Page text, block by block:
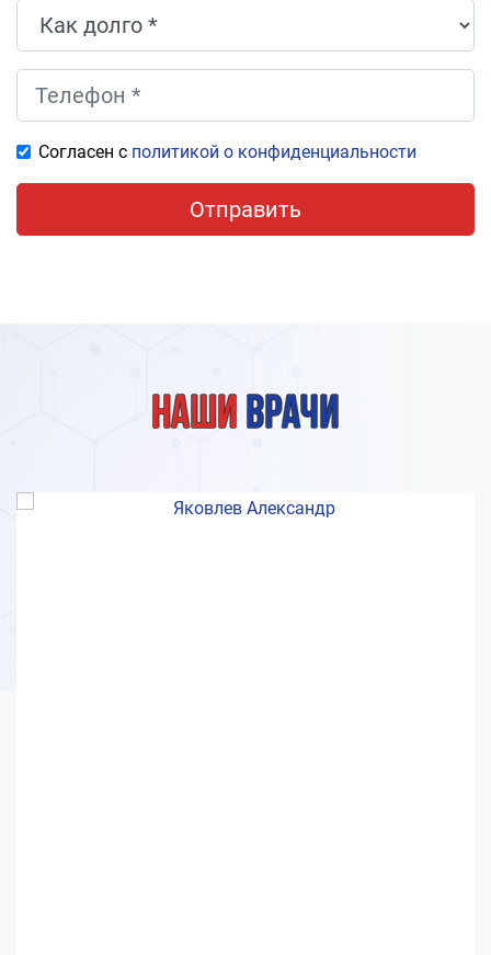
Согласен с политикой о конфиденциальности
Отправить
Наши врачи